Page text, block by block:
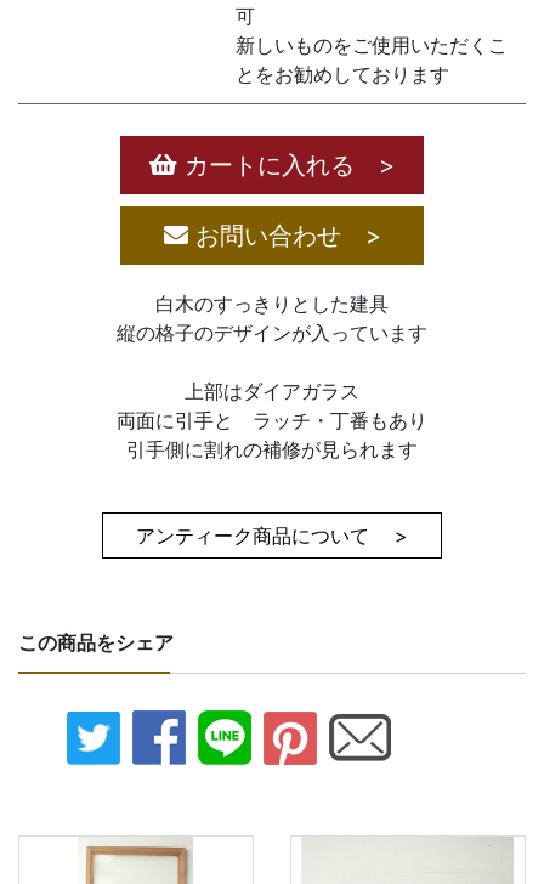
可
新しいものをご使用いただくこ
とをお勧めしております
カートに入れる >
お問い合わせ >
白木のすっきりとした建具
縦の格子のデザインが入っています
上部はダイアガラス
両面に引手と ラッチ・丁番もあり
引手側に割れの補修が見られます
アンティーク商品について >
この商品をシェア